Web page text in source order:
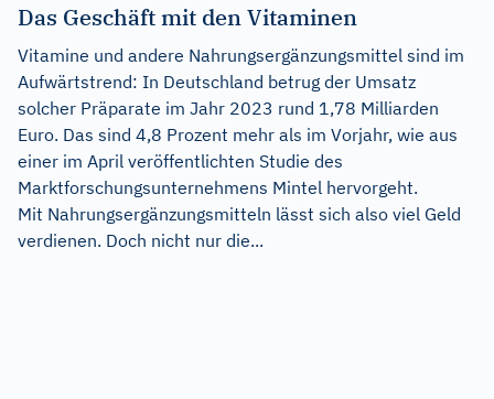
Das Geschäft mit den Vitaminen
Vitamine und andere Nahrungsergänzungsmittel sind im
Aufwärtstrend: In Deutschland betrug der Umsatz
solcher Präparate im Jahr 2023 rund 1,78 Milliarden
Euro. Das sind 4,8 Prozent mehr als im Vorjahr, wie aus
einer im April veröffentlichten Studie des
Marktforschungsunternehmens Mintel hervorgeht.
Mit Nahrungsergänzungsmitteln lässt sich also viel Geld
verdienen. Doch nicht nur die...